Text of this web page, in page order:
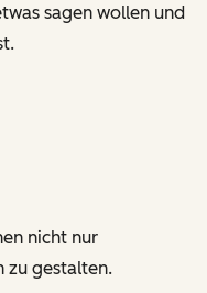
sagen wollen und
nicht nur
zu gestalten.